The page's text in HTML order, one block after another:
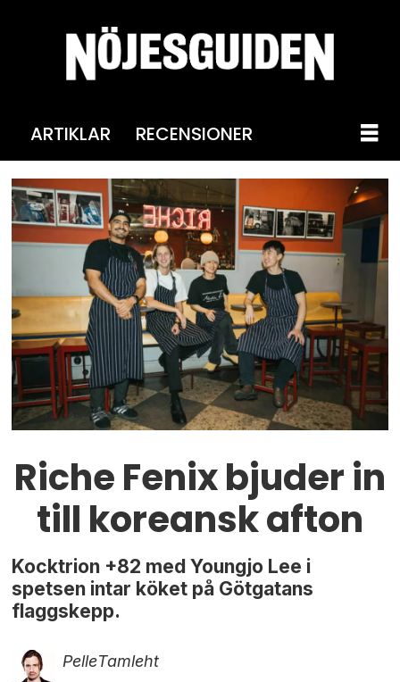
ARTIKLAR RECENSIONER
Riche Fenix bjuder in
till koreansk afton
Kocktrion +82 med Youngjo Lee i
spetsen intar köket på Götgatans
flaggskepp.
PelleTamleht